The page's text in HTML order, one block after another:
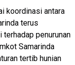
koordinasi antara
terus
penurunan
Samarinda
tertib hunian